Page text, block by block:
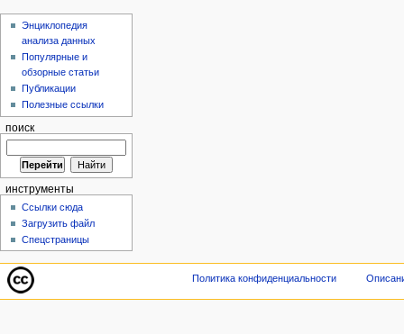
Энциклопедия
анализа данных
Популярные и
обзорные статьи
Публикации
Полезные ссылки
поиск
инструменты
Ссылки сюда
Загрузить файл
Спецстраницы
Политика конфиденциальности